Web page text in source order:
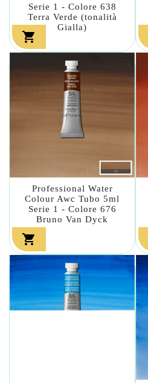
Serie 1 - Colore 638
Terra Verde (tonalità
Gialla)

Professional Water
Colour Awc Tubo 5ml
Serie 1 - Colore 676
Bruno Van Dyck
